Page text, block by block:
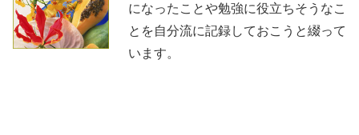
になったことや勉強に役立ちそうなこ
とを自分流に記録しておこうと綴って
います。